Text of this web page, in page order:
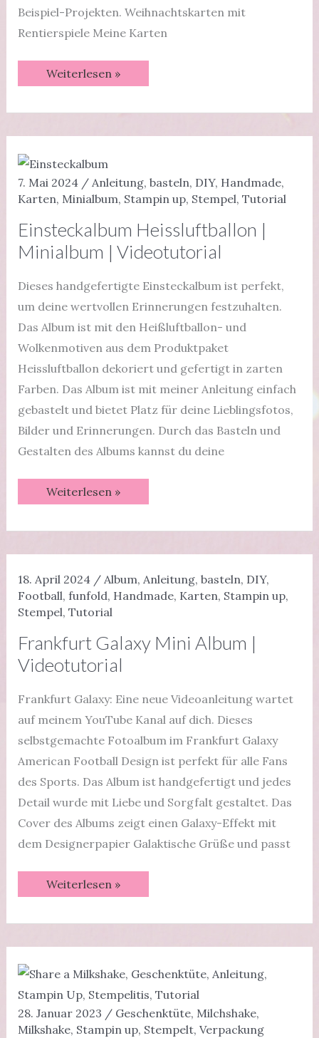
Beispiel-Projekten. Weihnachtskarten mit
Rentierspiele Meine Karten
Rentierspiele
|
Weiterlesen »
7. Mai 2024 / Anleitung, basteln, DIY, Handmade,
Karten, Minialbum, Stampin up, Stempel, Tutorial
Einsteckalbum Heissluftballon |
Minialbum | Videotutorial
Dieses handgefertigte Einsteckalbum ist perfekt,
um deine wertvollen Erinnerungen festzuhalten.
Das Album ist mit den Heißluftballon- und
Wolkenmotiven aus dem Produktpaket
Heissluftballon dekoriert und gefertigt in zarten
Farben. Das Album ist mit meiner Anleitung einfach
gebastelt und bietet Platz für deine Lieblingsfotos,
Bilder und Erinnerungen. Durch das Basteln und
Gestalten des Albums kannst du deine
Einsteckalbum
Heissluftballon
Weiterlesen »
18. April 2024/ Album, Anleitung, basteln, DIY,
Football, funfold, Handmade, Karten, Stampin up,
Stempel, Tutorial
Frankfurt Galaxy Mini Album |
Videotutorial
Frankfurt Galaxy: Eine neue Videoanleitung wartet
auf meinem YouTube Kanal auf dich. Dieses
selbstgemachte Fotoalbum im Frankfurt Galaxy
American Football Design ist perfekt für alle Fans
des Sports. Das Album ist handgefertigt und jedes
Detail wurde mit Liebe und Sorgfalt gestaltet. Das
Cover des Albums zeigt einen Galaxy-Effekt mit
dem Designerpapier Galaktische Grüße und passt
Frankfurt
Galaxy
Weiterlesen »
28. Januar 2023 / Geschenktüte, Milchshake,
Milkshake, Stampin up, Stempelt, Verpackung